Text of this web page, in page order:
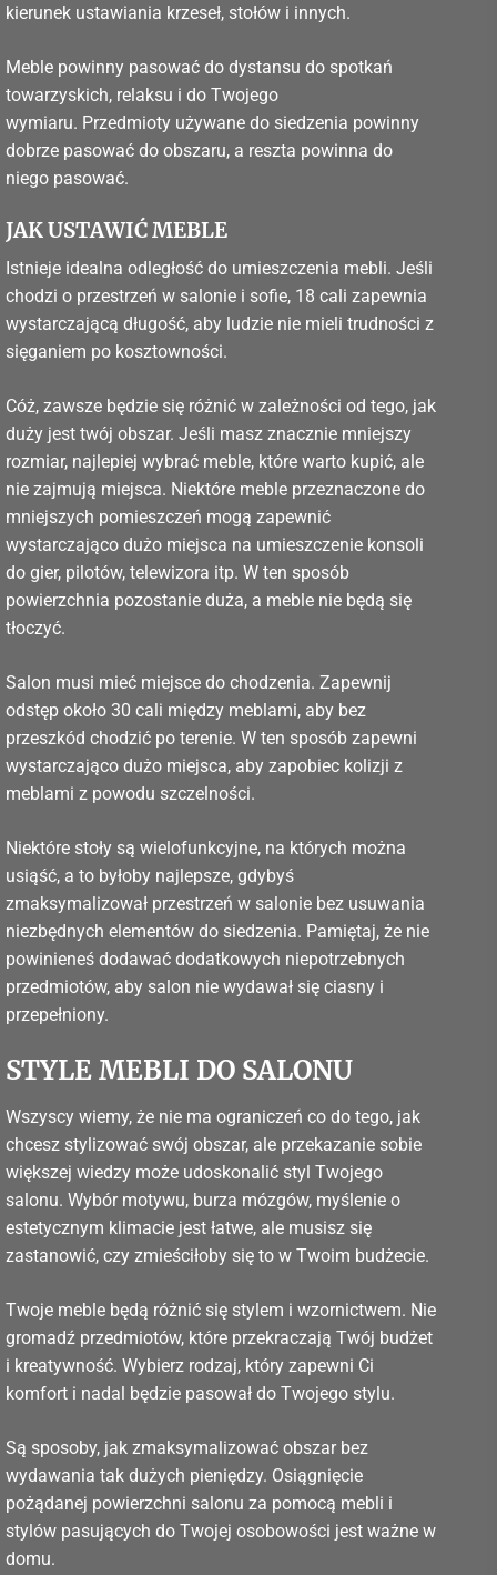
kierunek ustawiania krzeseł, stołów i innych.
Meble powinny pasować do dystansu do spotkań
towarzyskich, relaksu i do Twojego
wymiaru. Przedmioty używane do siedzenia powinny
dobrze pasować do obszaru, a reszta powinna do
niego pasować.
JAK USTAWIĆ MEBLE
Istnieje idealna odległość do umieszczenia mebli. Jeśli
chodzi o przestrzeń w salonie i sofie, 18 cali zapewnia
wystarczającą długość, aby ludzie nie mieli trudności z
sięganiem po kosztowności.
Cóż, zawsze będzie się różnić w zależności od tego, jak
duży jest twój obszar. Jeśli masz znacznie mniejszy
rozmiar, najlepiej wybrać meble, które warto kupić, ale
nie zajmują miejsca. Niektóre meble przeznaczone do
mniejszych pomieszczeń mogą zapewnić
wystarczająco dużo miejsca na umieszczenie konsoli
do gier, pilotów, telewizora itp. W ten sposób
powierzchnia pozostanie duża, a meble nie będą się
tłoczyć.
Salon musi mieć miejsce do chodzenia. Zapewnij
odstęp około 30 cali między meblami, aby bez
przeszkód chodzić po terenie. W ten sposób zapewni
wystarczająco dużo miejsca, aby zapobiec kolizji z
meblami z powodu szczelności.
Niektóre stoły są wielofunkcyjne, na których można
usiąść, a to byłoby najlepsze, gdybyś
zmaksymalizował przestrzeń w salonie bez usuwania
niezbędnych elementów do siedzenia. Pamiętaj, że nie
powinieneś dodawać dodatkowych niepotrzebnych
przedmiotów, aby salon nie wydawał się ciasny i
przepełniony.
STYLE MEBLI DO SALONU
Wszyscy wiemy, że nie ma ograniczeń co do tego, jak
chcesz stylizować swój obszar, ale przekazanie sobie
większej wiedzy może udoskonalić styl Twojego
salonu. Wybór motywu, burza mózgów, myślenie o
estetycznym klimacie jest łatwe, ale musisz się
zastanowić, czy zmieściłoby się to w Twoim budżecie.
Twoje meble będą różnić się stylem i wzornictwem. Nie
gromadź przedmiotów, które przekraczają Twój budżet
i kreatywność. Wybierz rodzaj, który zapewni Ci
komfort i nadal będzie pasował do Twojego stylu.
Są sposoby, jak zmaksymalizować obszar bez
wydawania tak dużych pieniędzy. Osiągnięcie
pożądanej powierzchni salonu za pomocą mebli i
stylów pasujących do Twojej osobowości jest ważne w
domu.